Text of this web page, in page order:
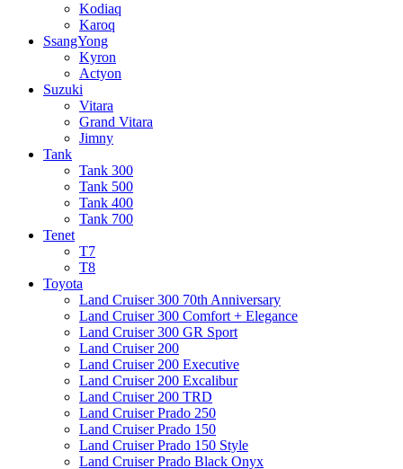
Kodiaq
Karoq
SsangYong
Kyron
Actyon
Suzuki
Vitara
Grand Vitara
Jimny
Tank
Tank 300
Tank 500
Tank 400
Tank 700
Tenet
T7
T8
Toyota
Land Cruiser 300 70th Anniversary
Land Cruiser 300 Comfort + Elegance
Land Cruiser 300 GR Sport
Land Cruiser 200
Land Cruiser 200 Executive
Land Cruiser 200 Excalibur
Land Cruiser 200 TRD
Land Cruiser Prado 250
Land Cruiser Prado 150
Land Cruiser Prado 150 Style
Land Cruiser Prado Black Onyx